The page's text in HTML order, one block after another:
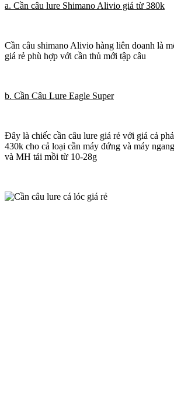
a. Cần câu lure Shimano Alivio giá từ 380k
Cần câu shimano Alivio hàng liên doanh là
giá rẻ phù hợp với cần thủ mới tập câu
b. Cần Câu Lure Eagle Super
Đây là chiếc cần câu lure giá rẻ với giá cả
430k cho cả loại cần máy đứng và máy
và MH tải mồi từ 10-28g